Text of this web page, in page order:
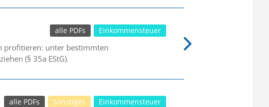
Einkommensteuer
alle PDFs
profitieren: unter bestimmten
(§ 35a EStG).
Einkommensteuer
Sonstiges
alle PDFs